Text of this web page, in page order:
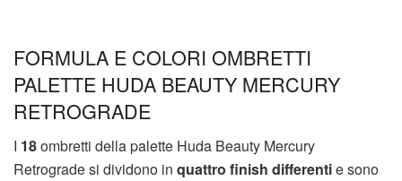
FORMULA E COLORI OMBRETTI
PALETTE HUDA BEAUTY MERCURY
RETROGRADE
I 18ombretti della palette Huda Beauty Mercury
Retrograde si dividono in quattro finish differentie sono